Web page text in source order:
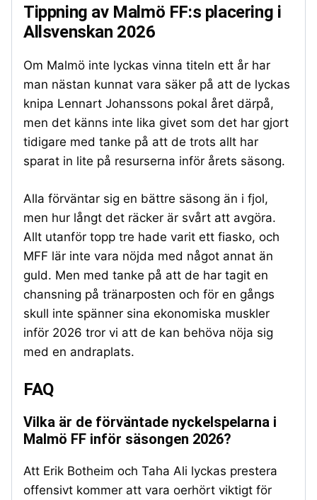
Tippning av Malmö FF:s placering i
Allsvenskan 2026
Om Malmö inte lyckas vinna titeln ett år har
man nästan kunnat vara säker på att de lyckas
knipa Lennart Johanssons pokal året därpå,
men det känns inte lika givet som det har gjort
tidigare med tanke på att de trots allt har
sparat in lite på resurserna inför årets säsong.
Alla förväntar sig en bättre säsong än i fjol,
men hur långt det räcker är svårt att avgöra.
Allt utanför topp tre hade varit ett fiasko, och
MFF lär inte vara nöjda med något annat än
guld. Men med tanke på att de har tagit en
chansning på tränarposten och för en gångs
skull inte spänner sina ekonomiska muskler
inför 2026 tror vi att de kan behöva nöja sig
med en andraplats.
FAQ
Vilka är de förväntade nyckelspelarna i
Malmö FF inför säsongen 2026?
Att Erik Botheim och Taha Ali lyckas prestera
offensivt kommer att vara oerhört viktigt för